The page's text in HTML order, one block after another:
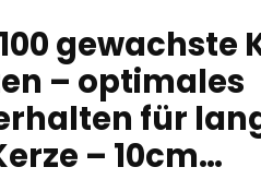
gewachste
– optimales
für
– 10cm…